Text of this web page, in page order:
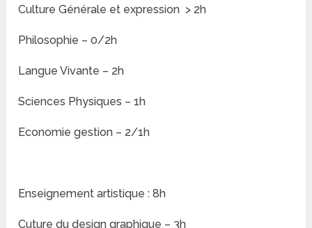
Culture Générale et expression > 2h
Philosophie – 0/2h
Langue Vivante – 2h
Sciences Physiques – 1h
Economie gestion – 2/1h
Enseignement artistique : 8h
Cuture du design graphique – 3h